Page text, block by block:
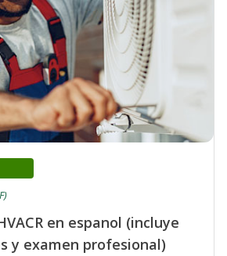
en espanol (incluye
y examen profesional)